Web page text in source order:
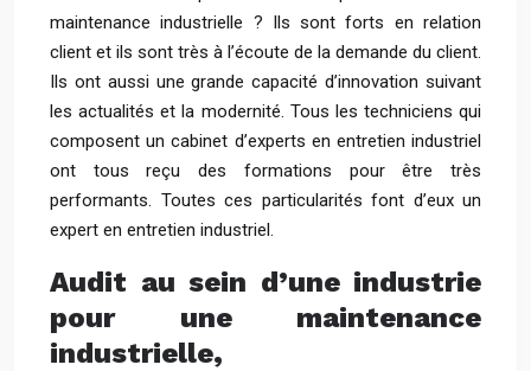
maintenance industrielle ? Ils sont forts en relation
client et ils sont très à l’écoute de la demande du client.
Ils ont aussi une grande capacité d’innovation suivant
les actualités et la modernité. Tous les techniciens qui
composent un cabinet d’experts en entretien industriel
ont tous reçu des formations pour être très
performants. Toutes ces particularités font d’eux un
expert en entretien industriel.
Audit au sein d’une industrie
pour une maintenance
industrielle,